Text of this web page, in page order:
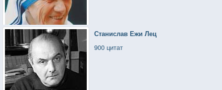
Станислав Ежи Лец
900 цитат